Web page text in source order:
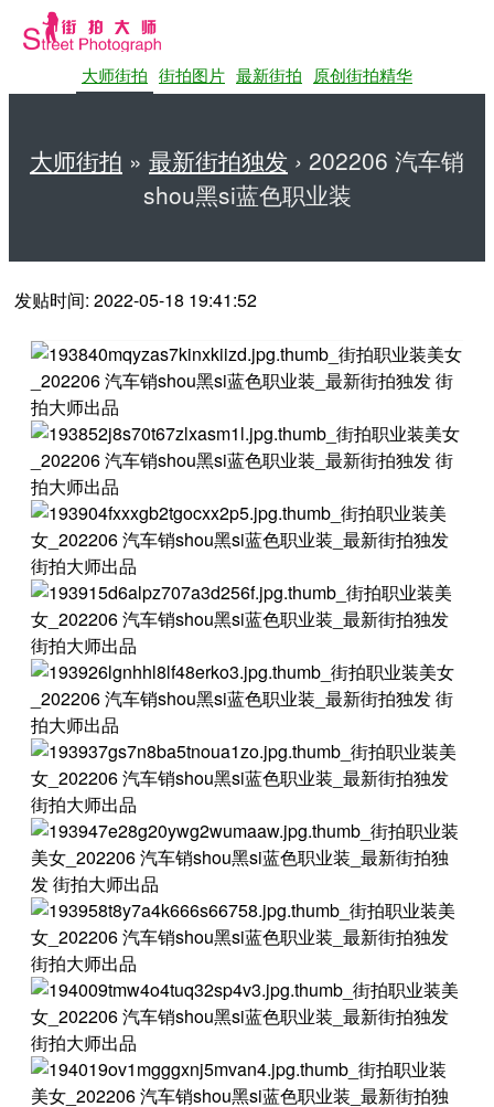
大师街拍 街拍图片 最新街拍 原创街拍精华
大师街拍 » 最新街拍独发 › 202206 汽车销
shou黑si蓝色职业装
发贴时间: 2022-05-18 19:41:52